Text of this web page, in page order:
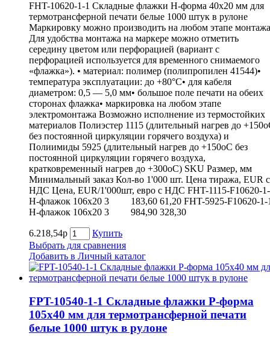
FHT-10620-1-1 Складные флажки H-форма 40х20 мм для
термотрансферной печати белые 1000 штук в рулоне
Маркировку можно производить на любом этапе
Для удобства монтажа на маркере можно отметить
середину цветом или перфорацией (вариант с
перфорацией используется для временного снимаемого
«флажка»). • материал: полимер (полипропилен 41544)•
температура эксплуатации: до +80°С• для кабеля
диаметром: 0,5 — 5,0 мм• большое поле печати на обеих
сторонах флажка• маркировка на любом этапе
электромонтажа Возможно исполнение из термостойких
материалов Полиэстер 1115 (длительный нагрев до
без постоянной циркуляции горячего воздуха) и
Полиимиды 5925 (длительный нагрев до +150оС без
постоянной циркуляции горячего воздуха,
кратковременный нагрев до +300оС) SKU Размер, мм
Минимальный заказ Кол-во 1'000 шт. Цена тиража, EUR с
НДС Цена, EUR/1'000шт, евро с НДС FHT-1115-F10620-
Н-флажок 106х20 3 183,60 61,20 FHT-5925-F10620-1-
Н-флажок 106х20 3 984,90 328,30
6.218,54р
Купить
Выбрать для сравнения
Добавить в Личный каталог
FPT-10540-1-1 Складные флажки P-форма
105х40 мм для термотрансферной печати
белые 1000 штук в рулоне